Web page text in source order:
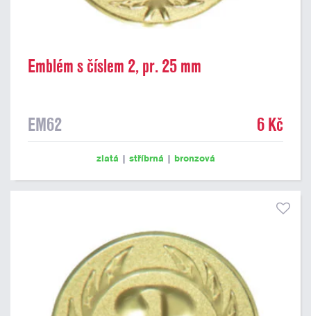
Emblém s číslem 2, pr. 25 mm
EM62 6 Kč
zlatá | stříbrná | bronzová